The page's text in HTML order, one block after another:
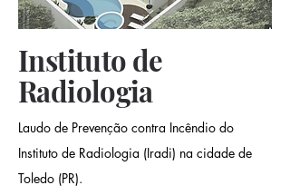
Instituto de
Radiologia
Laudo de Prevenção contra Incêndio do
Instituto de Radiologia (Iradi) na cidade de
Toledo (PR).